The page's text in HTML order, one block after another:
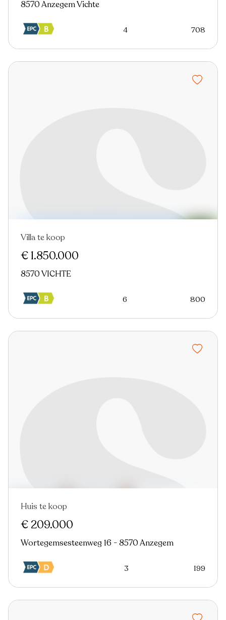
8570 Anzegem Vichte
4 708
Nieuw
Villa te koop
€ 1.850.000
8570 VICHTE
6 800
Nieuw
Huis te koop
€ 209.000
Wortegemsesteenweg 16 - 8570 Anzegem
3 199